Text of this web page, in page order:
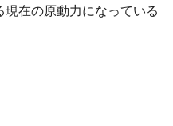
在の原動力になっている